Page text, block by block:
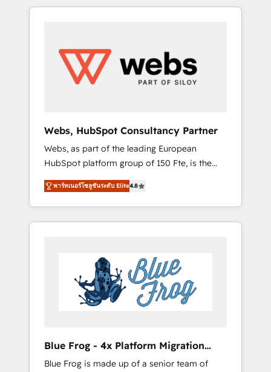
to global brands
HubSpot challenges and improve user
HubSpot for the first time 🔧 Designing and
optimising your HubSpot set-up for better
results 🌐 Website design and build using
using HubSpot Why us? - SIX HubSpot
Accreditations - awarded by HubSpot after a
rigorous process for CRM, Solutions
Architecture, Onboarding , Data Migration,
Custom Integration & Platform Enablement -
Onboarded over 500 businesses to HubSpot
-Top 1% of partners worldwide -In-house
HubSpot. www.bbdboom.com
Webs, HubSpot Consultancy Partner
Webs, as part of the leading European
HubSpot platform group of 150 Fte, is the
trusted Elite HubSpot CRM Partner offering
you a roadmap on maximizing EBITDA and
achieving Commercial Excellence. With our
targeted processes, we strengthen your
Implementation partner, we provide
expertise to drive your business forward.
Since 2015 we are fully dedicated to
HubSpot and with an experienced team
business services. We prepare a customized
business case that demonstrates the value
พาร์ทเนอร์โซลูชันระดับ Elite4.8
Blue Frog - 4x Platform Migration
Award Winner
Blue Frog is made up of a senior team of